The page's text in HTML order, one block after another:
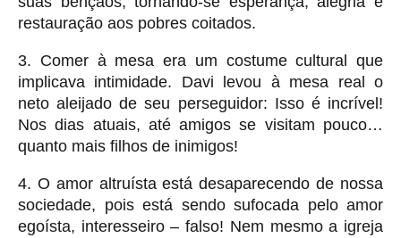
restauração aos pobres coitados.
3. Comer à mesa era um costume cultural que
implicava intimidade. Davi levou à mesa real o
neto aleijado de seu perseguidor: Isso é incrível!
Nos dias atuais, até amigos se visitam pouco…
quanto mais filhos de inimigos!
4. O amor altruísta está desaparecendo de nossa
sociedade, pois está sendo sufocada pelo amor
egoísta, interesseiro – falso! Nem mesmo a igreja